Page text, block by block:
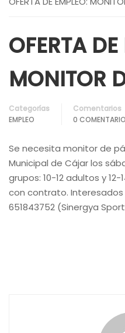
OFERTA
MONITOR
Categorías
EMPLEO
Comentarios
0
Se necesita monitor de
Municipal de Cájar los
grupos: 10-12 adultos y
con contrato.
651843752 (Sinergya